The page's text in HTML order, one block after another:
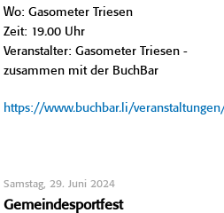
Wo: Gasometer Triesen
Zeit: 19.00 Uhr
Veranstalter: Gasometer Triesen -
zusammen mit der BuchBar
https://www.buchbar.li/
Samstag, 29. Juni 2024
Gemeindesportfest